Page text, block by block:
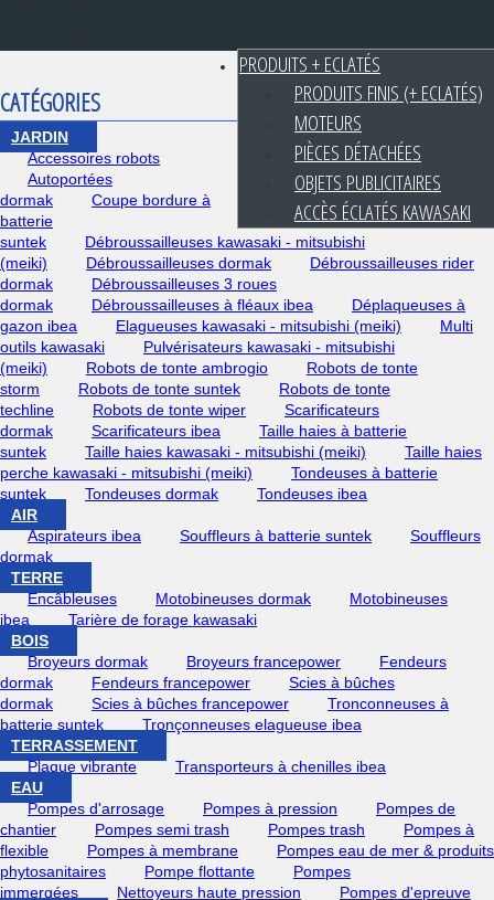
PRODUITS + ECLATÉS
PRODUITS FINIS (+ ECLATÉS)
MOTEURS
PIÈCES DÉTACHÉES
OBJETS PUBLICITAIRES
ACCÈS ÉCLATÉS KAWASAKI
CATÉGORIES
JARDIN
Accessoires robots
Autoportées
dormak
Coupe bordure à
batterie
suntek
Débroussailleuses kawasaki - mitsubishi
(meiki)
Débroussailleuses dormak
Débroussailleuses rider
dormak
Débroussailleuses 3 roues
dormak
Débroussailleuses à fléaux ibea
Déplaqueuses à
gazon ibea
Elagueuses kawasaki - mitsubishi (meiki)
Multi
outils kawasaki
Pulvérisateurs kawasaki - mitsubishi
(meiki)
Robots de tonte ambrogio
Robots de tonte
storm
Robots de tonte suntek
Robots de tonte
techline
Robots de tonte wiper
Scarificateurs
dormak
Scarificateurs ibea
Taille haies à batterie
suntek
Taille haies kawasaki - mitsubishi (meiki)
Taille haies
perche kawasaki - mitsubishi (meiki)
Tondeuses à batterie
suntek
Tondeuses dormak
Tondeuses ibea
AIR
Aspirateurs ibea
Souffleurs à batterie suntek
Souffleurs
dormak
TERRE
Encâbleuses
Motobineuses dormak
Motobineuses
ibea
Tarière de forage kawasaki
BOIS
Broyeurs dormak
Broyeurs francepower
Fendeurs
dormak
Fendeurs francepower
Scies à bûches
dormak
Scies à bûches francepower
Tronconneuses à
batterie suntek
Tronçonneuses elagueuse ibea
TERRASSEMENT
Plaque vibrante
Transporteurs à chenilles ibea
EAU
Pompes d'arrosage
Pompes à pression
Pompes de
chantier
Pompes semi trash Pompes trash
Pompes à
flexible
Pompes à membrane
Pompes eau de mer & produits
phytosanitaires
Pompe flottante
Pompes
immergées
Nettoyeurs haute pression
Pompes d'epreuve